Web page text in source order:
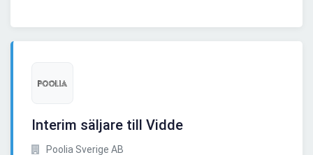
Interim säljare till Vidde
Poolia Sverige AB